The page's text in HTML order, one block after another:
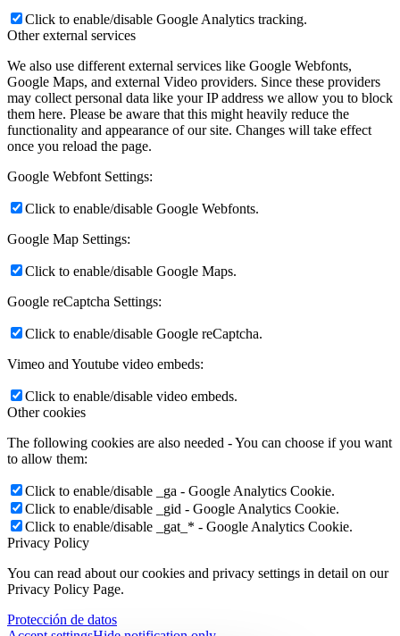
Click to enable/disable Google Analytics tracking.
Other external services
We also use different external services like Google Webfonts,
Google Maps, and external Video providers. Since these providers
may collect personal data like your IP address we allow you to block
them here. Please be aware that this might heavily reduce the
functionality and appearance of our site. Changes will take effect
once you reload the page.
Google Webfont Settings:
Click to enable/disable Google Webfonts.
Google Map Settings:
Click to enable/disable Google Maps.
Google reCaptcha Settings:
Click to enable/disable Google reCaptcha.
Vimeo and Youtube video embeds:
Click to enable/disable video embeds.
Other cookies
The following cookies are also needed - You can choose if you want
to allow them:
Click to enable/disable _ga - Google Analytics Cookie.
Click to enable/disable _gid - Google Analytics Cookie.
Click to enable/disable _gat_* - Google Analytics Cookie.
Privacy Policy
You can read about our cookies and privacy settings in detail on our
Privacy Policy Page.
Protección de datos